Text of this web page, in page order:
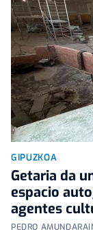
GIPUZKOA
Getaria da
espacio
agentes
PEDRO